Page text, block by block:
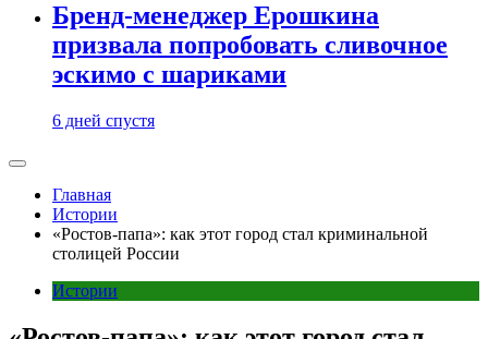
Бренд-менеджер Ерошкина
призвала попробовать сливочное
эскимо с шариками
6 дней спустя
Главная
Истории
«Ростов-папа»: как этот город стал криминальной
столицей России
Истории